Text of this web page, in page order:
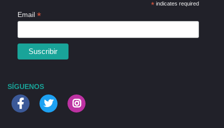
*indicates required
Email *
SÍGUENOS